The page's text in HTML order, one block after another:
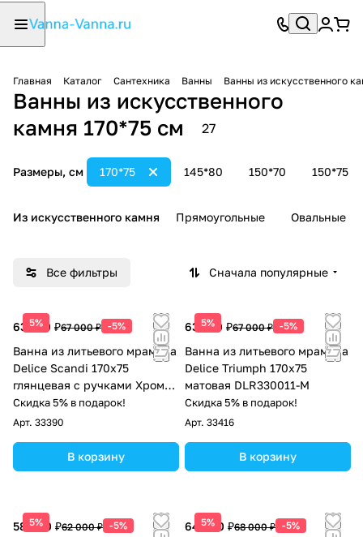
Главная Каталог Сантехника Ванны Ванны из искусственного
Ванны из искусственного
камня 170*75 см
27
Размеры, см 145*80 150*70 150*75
170*75
Из искусственного камня Прямоугольные Овальные
Все фильтры Сначала популярные
5%
63 650 ₽67 000 ₽ -5%
Ванна из литьевого мрамора
Delice Scandi 170х75
глянцевая с ручками Хром
DLR330026R-G
Скидка 5% в подарок!
Арт. 33390
В корзину
5%
63 650 ₽67 000 ₽ -5%
Ванна из литьевого мрамора
Delice Triumph 170х75
матовая DLR330011-M
Скидка 5% в подарок!
Арт. 33416
В корзину
5%
58 900 ₽62 000 ₽ -5% 5%
64 600 ₽68 000 ₽ -5%